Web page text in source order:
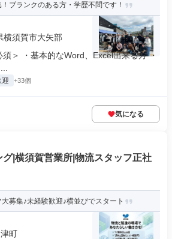
ブランクのある方・学歴不問です！
横須賀市大矢部
＞ ・基本的なWord、Excel出来る方 ・
迎 +33個
気になる
|横須賀営業所|物流スタッフ正社
募集♪未経験歓迎♪横並びでスタート
町